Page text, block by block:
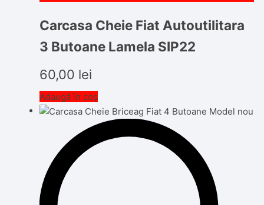
Carcasa Cheie Fiat Autoutilitara
3 Butoane Lamela SIP22
60,00 lei
Adaugă în coș